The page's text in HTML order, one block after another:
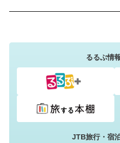
るるぶ情
JTB旅行・宿